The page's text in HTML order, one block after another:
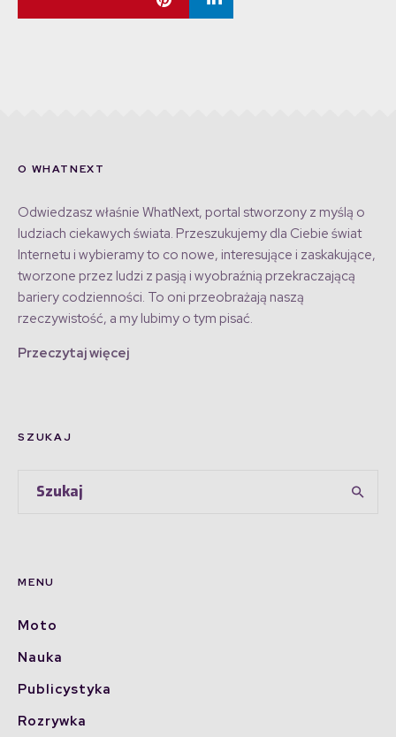
O WHATNEXT
Odwiedzasz właśnie WhatNext, portal stworzony z myślą o
ludziach ciekawych świata. Przeszukujemy dla Ciebie świat
Internetu i wybieramy to co nowe, interesujące i zaskakujące,
tworzone przez ludzi z pasją i wyobraźnią przekraczającą
bariery codzienności. To oni przeobrażają naszą
rzeczywistość, a my lubimy o tym pisać.
Przeczytaj więcej
SZUKAJ
MENU
Moto
Nauka
Publicystyka
Rozrywka